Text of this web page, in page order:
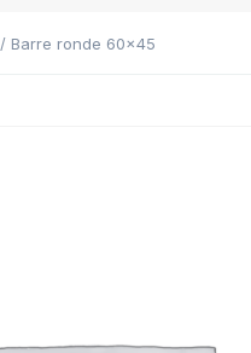
/ Barre ronde 60×45